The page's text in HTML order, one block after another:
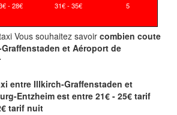
- 28€ 31€ - 35€ 5
Vous souhaitez savoir combien coute
et Aéroport de
entre Illkirch-Graffenstaden et
Entzheim est entre 21€ - 25€ tarif
tarif nuit